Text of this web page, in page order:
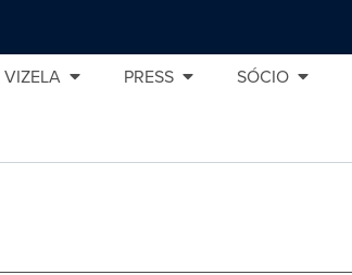
VIZELA PRESS SÓCIO